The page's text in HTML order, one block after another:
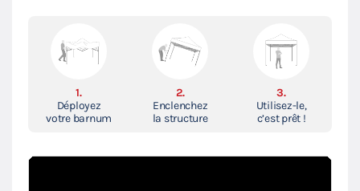
1.
Déployez
votre barnum
2.
Enclenchez
la structure
3.
Utilisez-le,
c’est prêt !